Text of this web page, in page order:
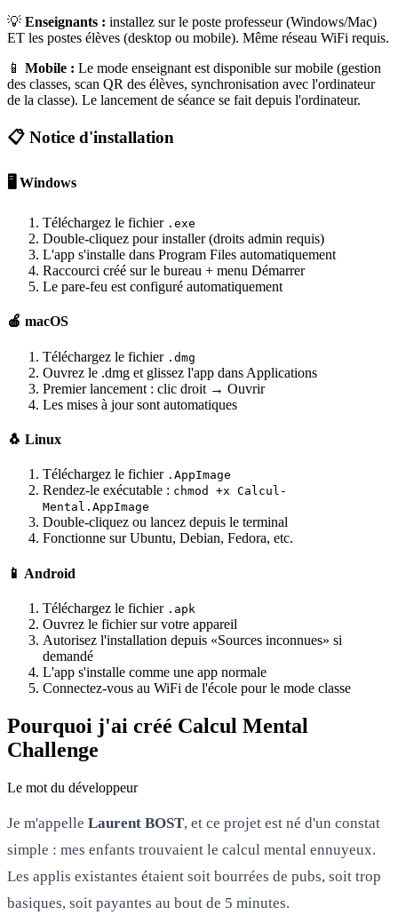
💡 Enseignants : installez sur le poste professeur (Windows/Mac)
ET les postes élèves (desktop ou mobile). Même réseau WiFi requis.
📱 Mobile : Le mode enseignant est disponible sur mobile (gestion
des classes, scan QR des élèves, synchronisation avec l'ordinateur
de la classe). Le lancement de séance se fait depuis l'ordinateur.
📋 Notice d'installation
🖥️ Windows
Téléchargez le fichier .exe
Double-cliquez pour installer (droits admin requis)
L'app s'installe dans Program Files automatiquement
Raccourci créé sur le bureau + menu Démarrer
Le pare-feu est configuré automatiquement
🍎 macOS
Téléchargez le fichier .dmg
Ouvrez le .dmg et glissez l'app dans Applications
Premier lancement : clic droit → Ouvrir
Les mises à jour sont automatiques
🐧 Linux
Téléchargez le fichier .AppImage
Rendez-le exécutable : chmod +x Calcul-
Mental.AppImage
Double-cliquez ou lancez depuis le terminal
Fonctionne sur Ubuntu, Debian, Fedora, etc.
📱 Android
Téléchargez le fichier .apk
Ouvrez le fichier sur votre appareil
Autorisez l'installation depuis «Sources inconnues» si
demandé
L'app s'installe comme une app normale
Connectez-vous au WiFi de l'école pour le mode classe
Pourquoi j'ai créé Calcul Mental
Challenge
Le mot du développeur
Je m'appelle Laurent BOST, et ce projet est né d'un constat
simple : mes enfants trouvaient le calcul mental ennuyeux.
Les applis existantes étaient soit bourrées de pubs, soit trop
basiques, soit payantes au bout de 5 minutes.